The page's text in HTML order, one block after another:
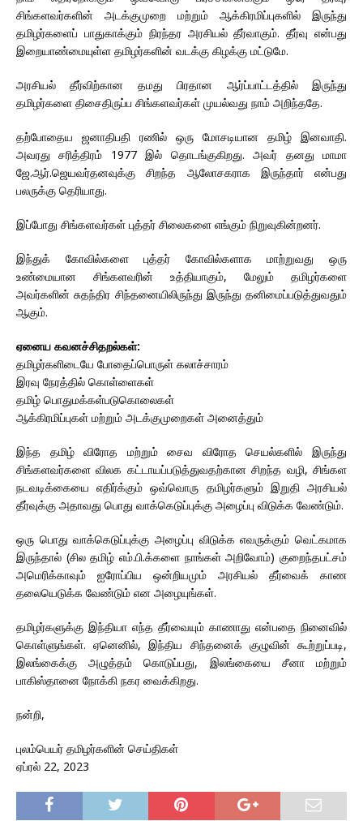
சிங்களவர்களின் அடக்குமுறை மற்றும் ஆக்கிரமிப்புகளில் இருந்து
தமிழர்களைப் பாதுகாக்கும் நிரந்தர அரசியல் தீர்வாகும். தீர்வு என்பது
இறையாண்மையுள்ள தமிழர்களின் வடக்கு கிழக்கு மட்டுமே.
அரசியல் தீர்விற்கான தமது பிரதான ஆர்ப்பாட்டத்தில் இருந்து
தமிழர்களை திசைதிருப்ப சிங்களவர்கள் முயல்வது நாம் அறிந்ததே.
தற்போதைய ஜனாதிபதி ரணில் ஒரு மோசடியான தமிழ் இனவாதி.
அவரது சரித்திரம் 1977 இல் தொடங்குகிறது. அவர் தனது மாமா
ஜே.ஆர்.ஜெயவர்தனவுக்கு சிறந்த ஆலோசகராக இருந்தார் என்பது
பலருக்கு தெரியாது.
இப்போது சிங்களவர்கள் புத்தர் சிலைகளை எங்கும் நிறுவுகின்றனர்.
இந்துக் கோவில்களை புத்தர் கோவில்களாக மாற்றுவது ஒரு
உண்மையான சிங்களவரின் உத்தியாகும், மேலும் தமிழர்களை
அவர்களின் சுதந்திர சிந்தனையிலிருந்து இருந்து தனிமைப்படுத்துவதும்
ஆகும்.
ஏனைய கவனச்சிதறல்கள்:
தமிழர்களிடையே போதைப்பொருள் கலாச்சாரம்
இரவு நேரத்தில் கொள்ளைகள்
தமிழ் பொதுமக்கள்படுகொலைகள்
ஆக்கிரமிப்புகள் மற்றும் அடக்குமுறைகள் அனைத்தும்
இந்த தமிழ் விரோத மற்றும் சைவ விரோத செயல்களில் இருந்து
சிங்களவர்களை விலக கட்டாயப்படுத்துவதற்கான சிறந்த வழி, சிங்கள
நடவடிக்கையை எதிர்க்கும் ஒவ்வொரு தமிழர்களும் இறுதி அரசியல்
தீர்வுக்கு அதாவது பொது வாக்கெடுப்புக்கு அழைப்பு விடுக்க வேண்டும்.
ஒரு பொது வாக்கெடுப்புக்கு அழைப்பு விடுக்க எவருக்கும் வெட்கமாக
இருந்தால் (சில தமிழ் எம்.பி.க்களை நாங்கள் அறிவோம்) குறைந்தபட்சம்
அமெரிக்காவும் ஐரோப்பிய ஒன்றியமும் அரசியல் தீர்வைக் காண
தலையெடுக்க வேண்டும் என அழையுங்கள்.
தமிழர்களுக்கு இந்தியா எந்த தீர்வையும் காணாது என்பதை நினைவில்
கொள்ளுங்கள். ஏனெனில், இந்திய சிந்தனைக் குழுவின் கூற்றுப்படி,
இலங்கைக்கு அழுத்தம் கொடுப்பது, இலங்கையை சீனா மற்றும்
பாகிஸ்தானை நோக்கி நகர வைக்கிறது.
நன்றி,
புலம்பெயர் தமிழர்களின் செய்திகள்
ஏப்ரல் 22, 2023